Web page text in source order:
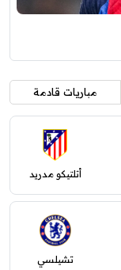
مباريات قادمة
أتلتيكو مدريد
تشيلسي